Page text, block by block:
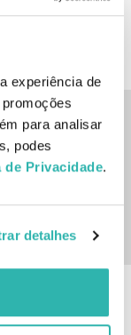
experiência de
para analisar
podes
de Privacidade.
detalhes
SUBSCREVER